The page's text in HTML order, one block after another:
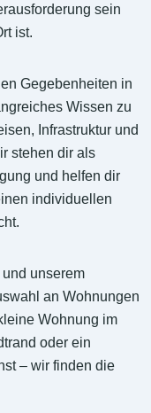
sein
ist.
Gegebenheiten in
Wissen zu
Infrastruktur und
stehen dir als
und helfen dir
individuellen
unserem
an Wohnungen
Wohnung im
oder ein
– wir finden die